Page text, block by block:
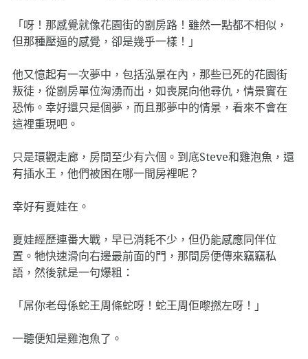
「呀！那感覺就像花園街的劏房路！雖然一點都不相似，
但那種壓逼的感覺，卻是幾乎一樣！」
他又憶起有一次夢中，包括泓景在內，那些已死的花園街
叛徒，從劏房單位洶湧而出，如喪屍向他尋仇，情景實在
恐怖。幸好還只是個夢，而且那夢中的情景，看來不會在
這裡重現吧。
只是環觀走廊，房間至少有六個。到底Steve和雞泡魚，還
有插水王，他們被困在哪一間房裡呢？
幸好有夏娃在。
夏娃經歷連番大戰，早已消耗不少，但仍能感應同伴位
置。牠快速滑向右邊最前面的門，那間房便傳來竊竊私
語，然後就是一句爆粗：
「屌你老母係蛇王周條蛇呀！蛇王周佢嚟撚左呀！」
一聽便知是雞泡魚了。